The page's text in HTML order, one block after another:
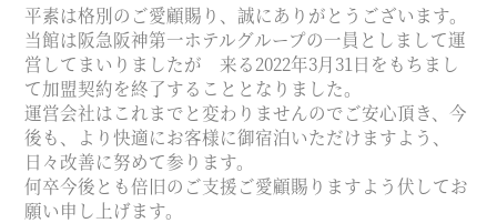
平素は格別のご愛顧賜り、誠にありがとうございます。
当館は阪急阪神第一ホテルグループの一員としまして運
営してまいりましたが 来る2022年3月31日をもちまし
て加盟契約を終了することとなりました。
運営会社はこれまでと変わりませんのでご安心頂き、今
後も、より快適にお客様に御宿泊いただけますよう、
日々改善に努めて参ります。
何卒今後とも倍旧のご支援ご愛顧賜りますよう伏してお
願い申し上げます。